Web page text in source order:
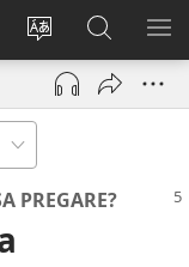
Modificare
lingua
Accedi
(apre
nuova
finestra)
Cerca
in
JW.ORG
PREGARE?